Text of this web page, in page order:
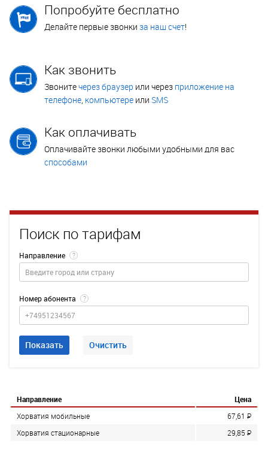
Попробуйте бесплатно
Делайте первые звонки за наш счет!
Как звонить
Звонитечерез браузер или через приложение на
телефоне, компьютере или SMS
Как оплачивать
Оплачивайте звонки любыми удобными для вас
способами
Поиск по тарифам
Направление ?
Номер абонента ?
Показать Очистить
Направление
Цена
Хорватия мобильные
67,61 P
Хорватия стационарные
29,85 P